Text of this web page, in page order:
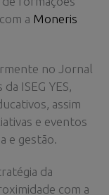
a Moneris
no Jornal
ISEG YES,
assim
e eventos
e gestão.
da
com a